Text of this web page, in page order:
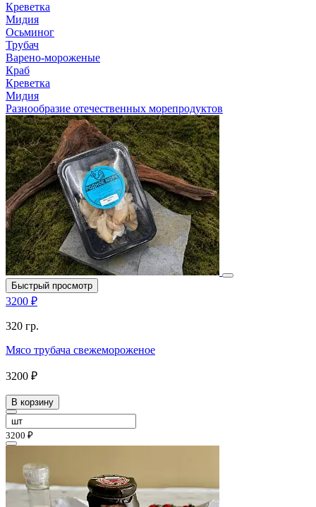
Креветка
Мидия
Осьминог
Трубач
Варено-мороженые
Краб
Креветка
Мидия
Разнообразие отечественных морепродуктов
Быстрый просмотр
3200 ₽
320 гр.
Мясо трубача свежемороженое
3200 ₽
В корзину
3200 ₽